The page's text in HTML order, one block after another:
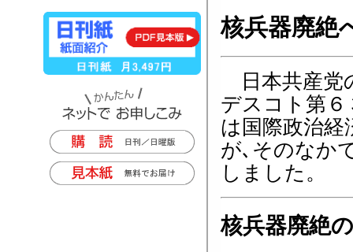
核兵器廃絶
日本共産党
デスコト第６
は国際政治
が､そのなか
しました。
核兵器廃絶